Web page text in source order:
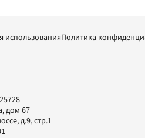
использованияПолитика
дом 67
д.9, стр.1